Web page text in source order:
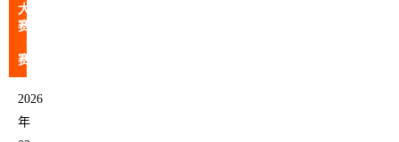
大
赛
（决
赛）
2026
年